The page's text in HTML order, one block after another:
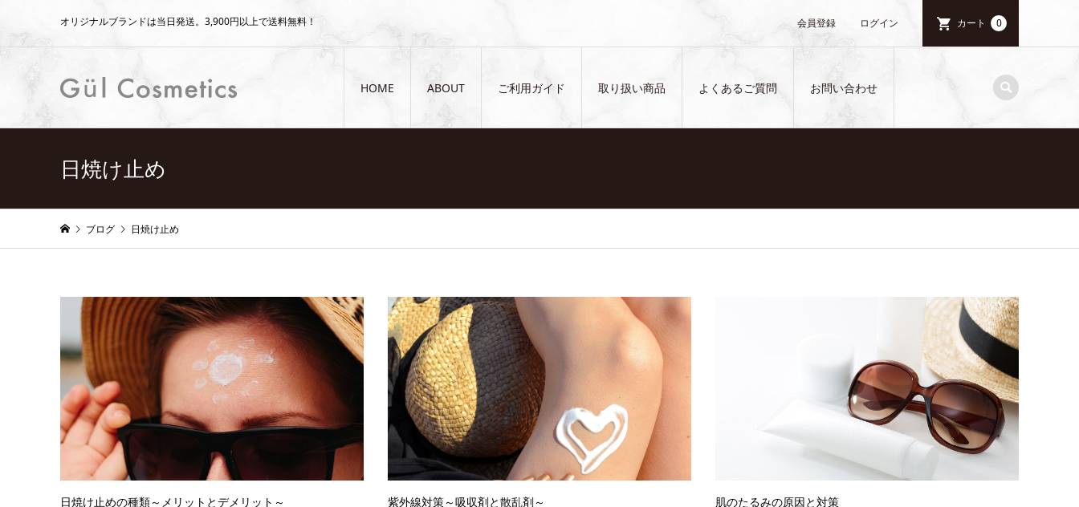
オリジナルブランドは当日発送。3,900円以上で送料無料！ 会員登録 ログイン カート 0
HOME ABOUT ご利用ガイド 取り扱い商品 よくあるご質問 お問い合わせ
日焼け止め
ブログ 日焼け止め
日焼け止めの種類～メリットとデメリット～ 紫外線対策～吸収剤と散乱剤～ 肌のたるみの原因と対策